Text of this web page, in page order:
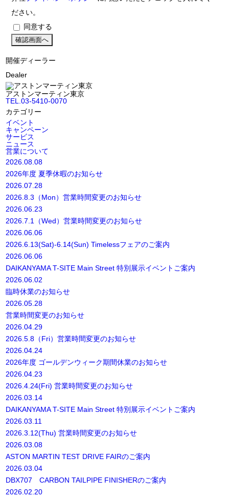
ださい。
同意する
開催ディーラー
Dealer
アストンマーティン東京
TEL.03-5410-0070
カテゴリー
イベント
キャンペーン
サービス
ニュース
営業について
2026.08.08
2026年度 夏季休暇のお知らせ
2026.07.28
2026.8.3（Mon）営業時間変更のお知らせ
2026.06.23
2026.7.1（Wed）営業時間変更のお知らせ
2026.06.06
2026.6.13(Sat)-6.14(Sun) Timelessフェアのご案内
2026.06.06
DAIKANYAMA T-SITE Main Street 特別展示イベントご案内
2026.06.02
臨時休業のお知らせ
2026.05.28
営業時間変更のお知らせ
2026.04.29
2026.5.8（Fri）営業時間変更のお知らせ
2026.04.24
2026年度 ゴールデンウィーク期間休業のお知らせ
2026.04.23
2026.4.24(Fri) 営業時間変更のお知らせ
2026.03.14
DAIKANYAMA T-SITE Main Street 特別展示イベントご案内
2026.03.11
2026.3.12(Thu) 営業時間変更のお知らせ
2026.03.08
ASTON MARTIN TEST DRIVE FAIRのご案内
2026.03.04
DBX707 CARBON TAILPIPE FINISHERのご案内
2026.02.20